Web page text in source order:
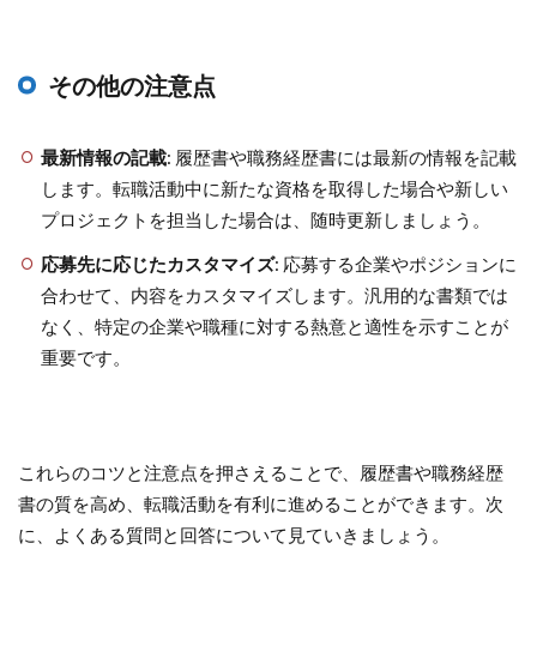
その他の注意点
最新情報の記載: 履歴書や職務経歴書には最新の情報を記載
します。転職活動中に新たな資格を取得した場合や新しい
プロジェクトを担当した場合は、随時更新しましょう。
応募先に応じたカスタマイズ: 応募する企業やポジションに
合わせて、内容をカスタマイズします。汎用的な書類では
なく、特定の企業や職種に対する熱意と適性を示すことが
重要です。
これらのコツと注意点を押さえることで、履歴書や職務経歴
書の質を高め、転職活動を有利に進めることができます。次
に、よくある質問と回答について見ていきましょう。